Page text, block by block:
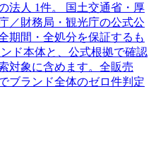
法人 1件。 国土交通省・厚
／財務局・観光庁の公式公
期間・全処分を保証するも
ド本体と、公式根拠で確認
対象に含めます。全販売
ブランド全体のゼロ件判定